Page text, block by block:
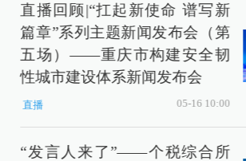
直播回顾|“扛起新使命 谱写新
篇章”系列主题新闻发布会（第
五场）——重庆市构建安全韧
性城市建设体系新闻发布会
直播 05-16 10:00
“发言人来了”——个税综合所